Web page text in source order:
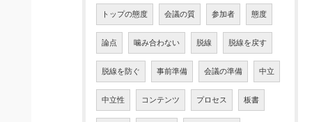
トップの態度 会議の質 参加者 態度
論点 噛み合わない 脱線 脱線を戻す
脱線を防ぐ 事前準備 会議の準備 中立
中立性 コンテンツ プロセス 板書